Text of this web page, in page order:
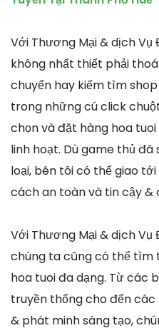
Với Thương Mại & dịch Vụ
không nhất thiết phải
chuyển hay kiếm tìm
trong những cú click
chọn và đặt hàng hoa
linh hoạt. Dù game thủ
loại, bên tôi có thể giao
cách an toàn và tin cậy &
Với Thương Mại & dịch Vụ
chúng ta cũng có thể tìm
hoa tuoi đa dạng. Từ các
truyền thống cho đến
& phát minh sáng tạo,